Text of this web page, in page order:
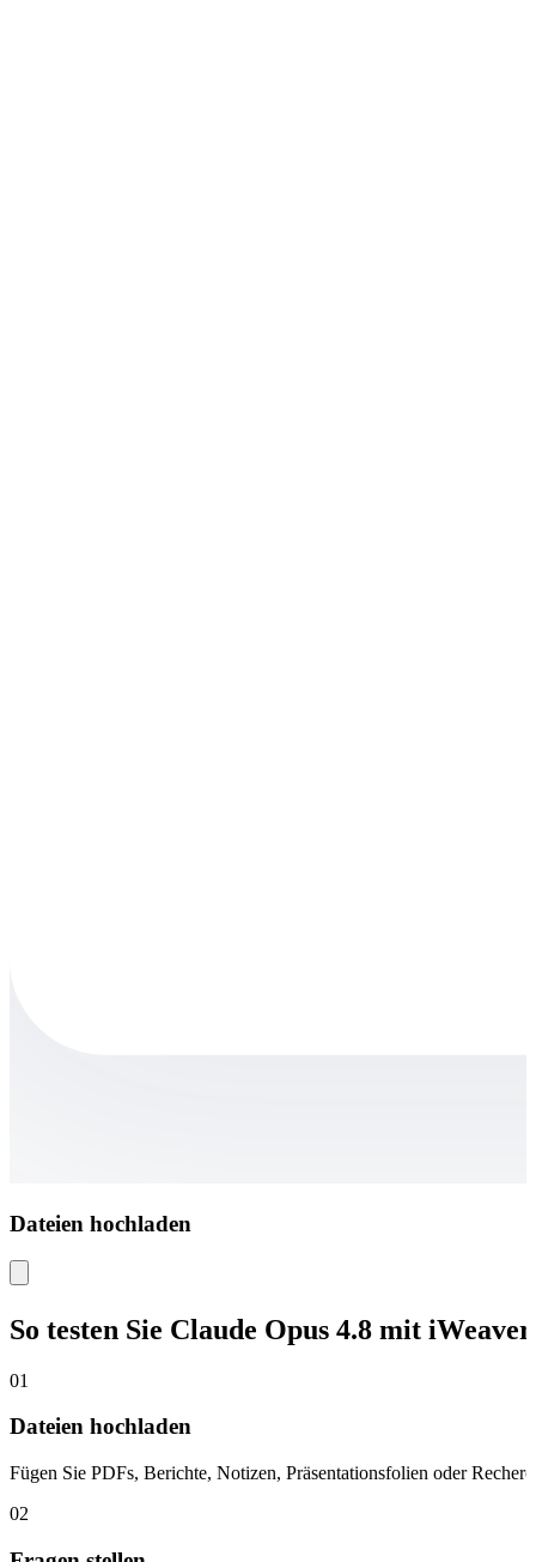
Dateien hochladen
So testen Sie Claude Opus 4.8 mit iWeaver
01
Dateien hochladen
Fügen Sie PDFs, Berichte, Notizen, Präsentationsfolien oder
02